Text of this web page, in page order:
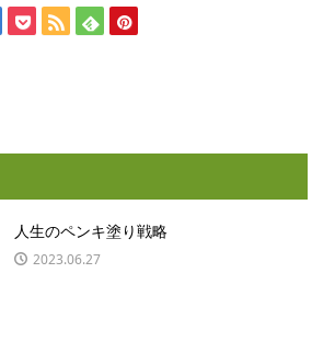
人生のペンキ塗り戦略
2023.06.27